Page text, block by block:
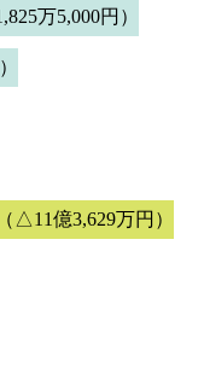
万5,000円）
（△11億3,629万円）